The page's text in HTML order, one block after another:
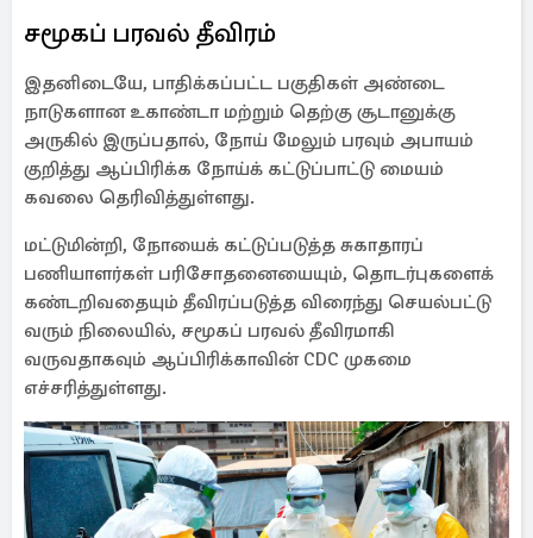
சமூகப் பரவல் தீவிரம்
இதனிடையே, பாதிக்கப்பட்ட பகுதிகள் அண்டை
நாடுகளான உகாண்டா மற்றும் தெற்கு சூடானுக்கு
அருகில் இருப்பதால், நோய் மேலும் பரவும் அபாயம்
குறித்து ஆப்பிரிக்க நோய்க் கட்டுப்பாட்டு மையம்
கவலை தெரிவித்துள்ளது.
மட்டுமின்றி, நோயைக் கட்டுப்படுத்த சுகாதாரப்
பணியாளர்கள் பரிசோதனையையும், தொடர்புகளைக்
கண்டறிவதையும் தீவிரப்படுத்த விரைந்து செயல்பட்டு
வரும் நிலையில், சமூகப் பரவல் தீவிரமாகி
வருவதாகவும் ஆப்பிரிக்காவின் CDC முகமை
எச்சரித்துள்ளது.